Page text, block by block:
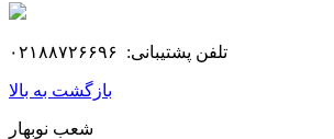
تلفن پشتیبانی: ۰۲۱۸۸۷۲۶۶۹۶
بازگشت به بالا
شعب نوبهار